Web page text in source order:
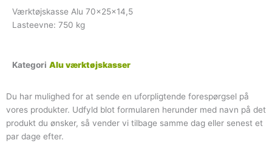
Værktøjskasse Alu 70x25x14,5
Lasteevne: 750 kg
Kategori Alu værktøjskasser
Du har mulighed for at sende en uforpligtende forespørgsel på
vores produkter. Udfyld blot formularen herunder med navn på det
produkt du ønsker, så vender vi tilbage samme dag eller senest et
par dage efter.